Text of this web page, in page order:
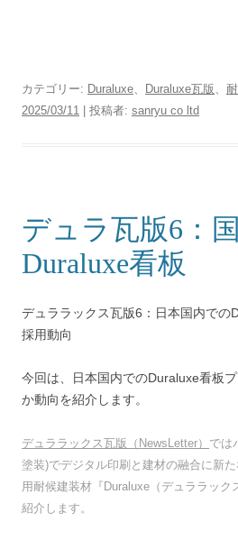
カテゴリー: Duraluxe、 Duraluxe瓦版、
2025/03/11
投稿者: sanryu co ltd
デュラ瓦版6：
Duraluxe看板
デュララックス瓦版6：日本国内での
採用動向
今回は、日本国内でのDuraluxe看板
か動向を紹介します。
デュララックス瓦版（NewsLetter） では
塗装)でデジタル印刷と建材の融合に新
用耐候建装材『Duraluxe（デュララック
紹介します。